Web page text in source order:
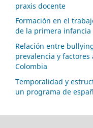
praxis docente
Formación en el
de la primera infancia
Relación entre
prevalencia y factores
Colombia
Temporalidad y
un programa de